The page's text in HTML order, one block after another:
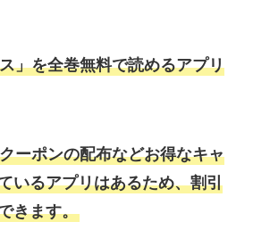
」を全巻無料で読めるアプリ
ーポンの配布などお得なキャ
いるアプリはあるため、割引
きます。